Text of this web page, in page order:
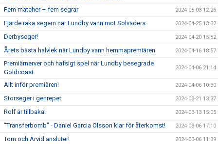
Fem matcher – fem segrar 2024-05-03 12:26
Fjärde raka segern när Lundby vann mot Solväders 2024-04-25 13:32
Derbyseger! 2024-04-20 15:52
Årets bästa halvlek när Lundby vann hemmapremiären 2024-04-16 18:57
Premiärnerver och hafsigt spel när Lundby besegrade
Goldcoast
2024-04-06 21:14
Allt inför premiären! 2024-04-06 10:30
Storseger i genrepet 2024-03-21 13:37
Rolf är tillbaka! 2024-03-13 15:05
"Transferbomb" - Daniel Garcia Olsson klar för återkomst! 2024-03-06 17:10
Tom och Arvid ansluter! 2024-03-06 11:39